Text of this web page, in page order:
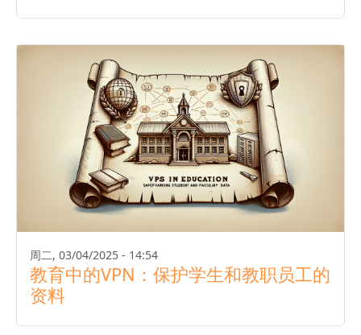
周二, 03/04/2025 - 14:54
教育中的VPN：保护学生和教职员工的
资料